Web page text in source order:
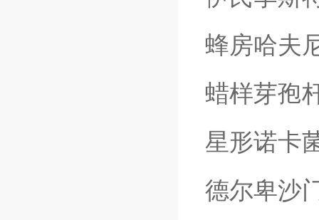
蜂房哈夫
蜡样芽孢
星形诺卡
德尔卑沙